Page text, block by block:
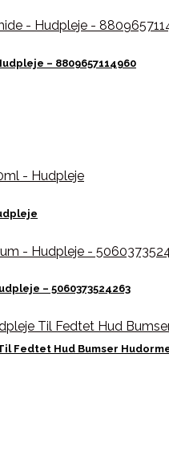
– 8809657114960
– 5060373524263
Fedtet Hud Bumser